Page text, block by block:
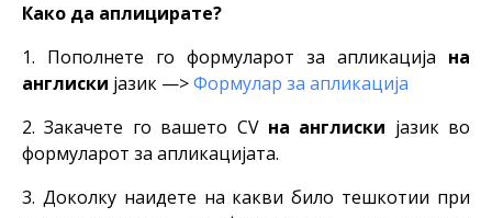
Како да аплицирате?
Пополнете го формуларот за апликација на
англиски јазик —>Формулар за апликација
Закачете го вашето CV на англиски јазик во
формуларот за апликацијата.
Доколку наидете на какви било тешкотии при